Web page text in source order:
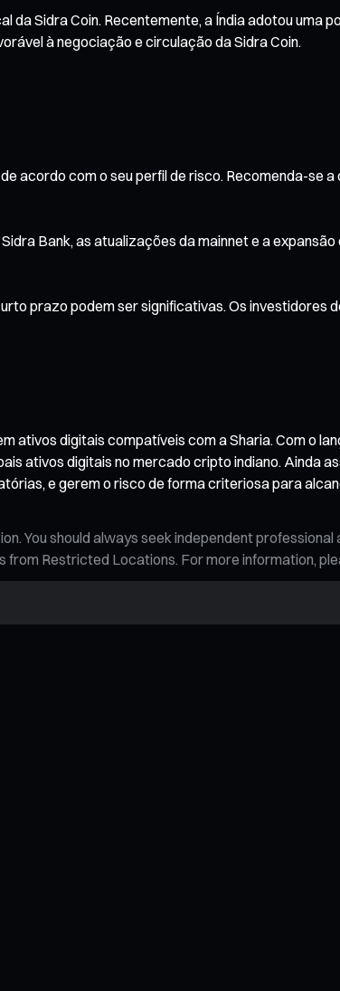
Sidra Coin. Recentemente, a Índia adotou uma
à negociação e circulação da Sidra Coin.
acordo com o seu perfil de risco. Recomenda-
Bank, as atualizações da mainnet e a
prazo podem ser significativas. Os investidores
ativos digitais compatíveis com a Sharia. Com o
ativos digitais no mercado cripto indiano. Ainda
e gerem o risco de forma criteriosa para
You should always seek independent
Restricted Locations. For more information,